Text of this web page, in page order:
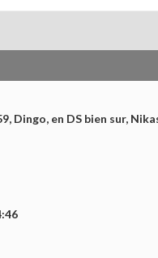
Dingo, en DS bien sur,